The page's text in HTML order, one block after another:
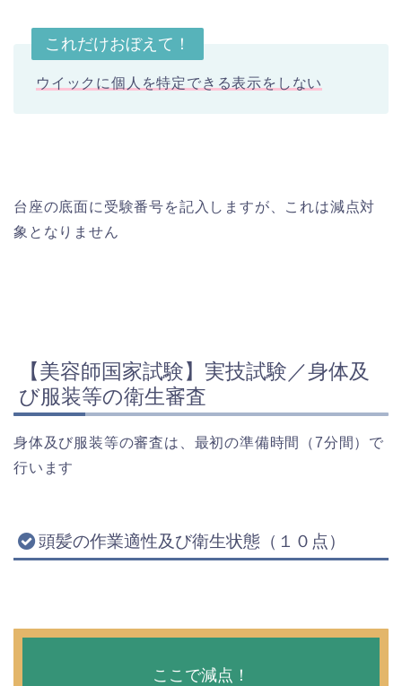
これだけおぼえて！
ウイックに個人を特定できる表示をしない
台座の底面に受験番号を記入しますが、これは減点対
象となりません
【美容師国家試験】実技試験／身体及
び服装等の衛生審査
身体及び服装等の審査は、最初の準備時間（7分間）で
行います
頭髪の作業適性及び衛生状態（１０点）
ここで減点！